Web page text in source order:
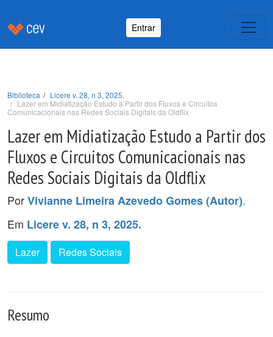
Entrar
Biblioteca
Licere v. 28, n 3, 2025.
Lazer em Midiatização Estudo a Partir dos Fluxos e Circuitos
Comunicacionais nas Redes Sociais Digitais da Oldflix
Lazer em Midiatização Estudo a Partir dos
Fluxos e Circuitos Comunicacionais nas
Redes Sociais Digitais da Oldflix
PorVivianne Limeira Azevedo Gomes (Autor).
Em Licere v. 28, n 3, 2025.
Lazer Redes Sociais
Resumo